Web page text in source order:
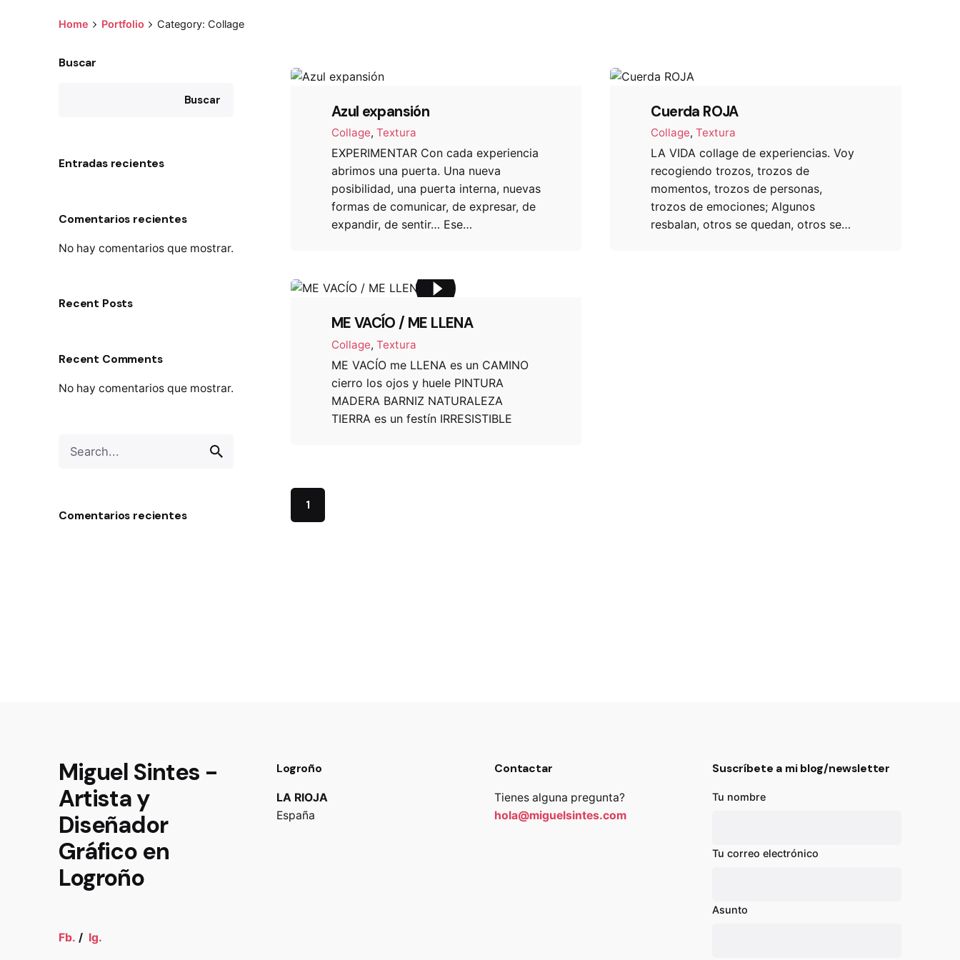
Home Portfolio Category: Collage
Buscar
Buscar
Entradas recientes
Comentarios recientes
No hay comentarios que mostrar.
Recent Posts
Recent Comments
No hay comentarios que mostrar.
for
Comentarios recientes
Azul expansión
Collage Textura
EXPERIMENTAR Con cada experiencia
abrimos una puerta. Una nueva
posibilidad, una puerta interna, nuevas
formas de comunicar, de expresar, de
expandir, de sentir… Ese…
Cuerda ROJA
Collage Textura
LA VIDA collage de experiencias. Voy
recogiendo trozos, trozos de
momentos, trozos de personas,
trozos de emociones; Algunos
resbalan, otros se quedan, otros se…
ME VACÍO / ME LLENA
Collage Textura
ME VACÍO me LLENA es un CAMINO
cierro los ojos y huele PINTURA
MADERA BARNIZ NATURALEZA
TIERRA es un festín IRRESISTIBLE
1
Miguel Sintes -
Artista y
Diseñador
Gráfico en
Logroño
Fb. / Ig.
Logroño
LA RIOJA
España
Contactar
Tienes alguna pregunta?
hola@miguelsintes.com
Suscríbete a mi blog/newsletter
Tu nombre
Tu correo electrónico
Asunto